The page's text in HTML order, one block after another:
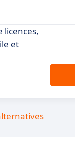
licences,
et